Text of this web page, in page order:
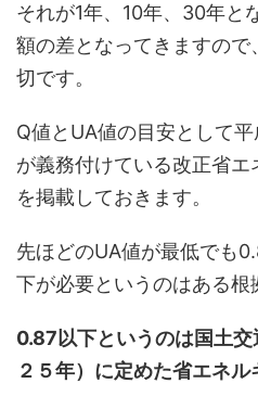
それが1年、10年、30年と
額の差となってきますの
切です。
Q値とUA値の目安として
が義務付けている改正省
を掲載しておきます。
先ほどのUA値が最低でも
下が必要というのはある根
0.87以下というのは国土
２５年）に定めた省エネル